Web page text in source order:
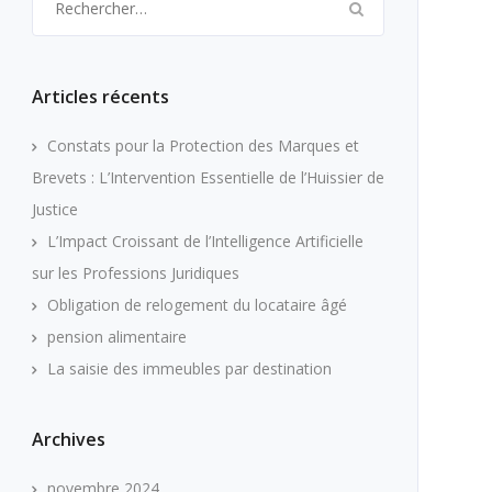
Articles récents
Constats pour la Protection des Marques et
Brevets : L’Intervention Essentielle de l’Huissier de
Justice
L’Impact Croissant de l’Intelligence Artificielle
sur les Professions Juridiques
Obligation de relogement du locataire âgé
pension alimentaire
La saisie des immeubles par destination
Archives